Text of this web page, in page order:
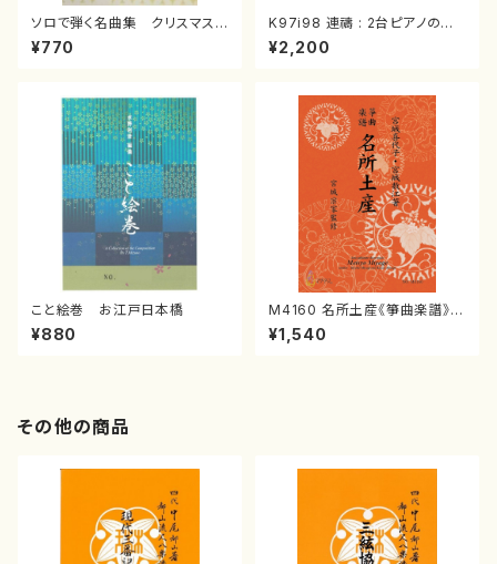
ソロで弾く名曲集 クリスマス・
イブ／恋人がサンタクロース(
箏独奏 /大平光美 編曲/楽
¥770
K97i98 連禱 : 2台ピアノのた
めの（2 Pianos / 菊池 幸夫 /
楽譜）
¥2,200
こと絵巻 お江戸日本橋
¥880
M4160 名所土産《箏曲楽譜》
（箏/宮城喜代子・宮城数江著・
宮城宗家監修/箏曲古典楽譜）
¥1,540
その他の商品